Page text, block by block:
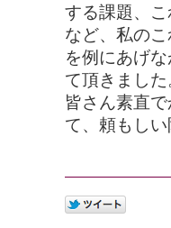
する課題、
など、私の
を例にあげ
て頂きました
皆さん素直
て、頼もし